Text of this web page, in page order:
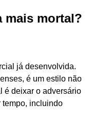
mais mortal?
já desenvolvida.
é um estilo não
é deixar o adversário
tempo, incluindo